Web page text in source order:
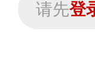
请先登